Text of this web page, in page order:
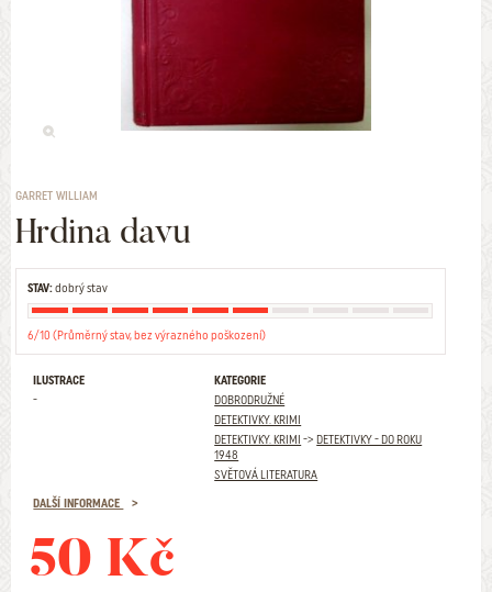
GARRET WILLIAM
Hrdina davu
STAV:dobrý stav
6/10 (Průměrný stav, bez výrazného poškození)
ILUSTRACE
-
KATEGORIE
DOBRODRUŽNÉ
DETEKTIVKY. KRIMI
DETEKTIVKY. KRIMI ->DETEKTIVKY - DO ROKU
1948
SVĚTOVÁ LITERATURA
DALŠÍ INFORMACE
50 Kč